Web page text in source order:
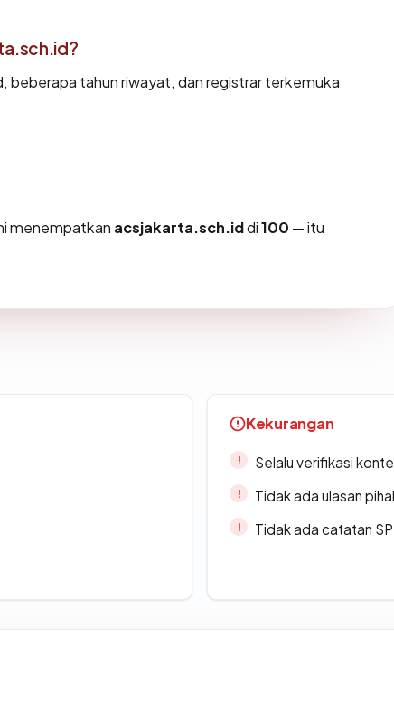
beberapa tahun riwayat, dan registrar terkemuka
menempatkan acsjakarta.sch.iddi100 — itu
Kekurangan
Selalu verifikasi
Tidak ada ulasan
Tidak ada catatan